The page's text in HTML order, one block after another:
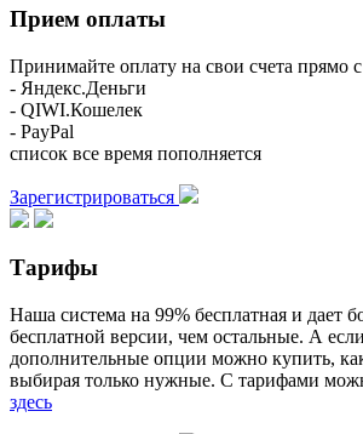
Прием оплаты
Принимайте оплату на свои счета прямо
- Яндекс.Деньги
- QIWI.Кошелек
- PayPal
список все время пополняется
Зарегистрироваться
Тарифы
Наша система на 99% бесплатная и дает
бесплатной версии, чем остальные. А
дополнительные опции можно купить,
выбирая только нужные. С тарифами
здесь